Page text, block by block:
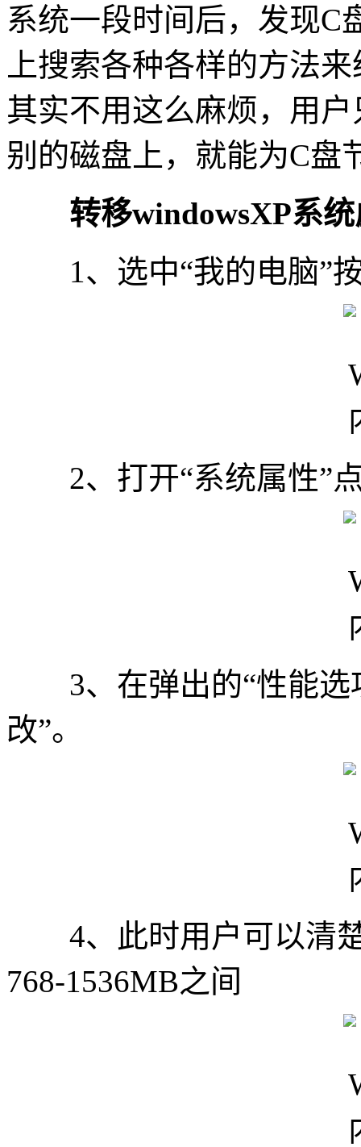
系统一段时间后，发现C
上搜索各种各样的方法
其实不用这么麻烦，用
别的磁盘上，就能为C盘
转移windowsXP系
1、选中“我的电脑”按
2、打开“系统属性”点
3、在弹出的“性能选
改”。
4、此时用户可以清楚
768-1536MB之间